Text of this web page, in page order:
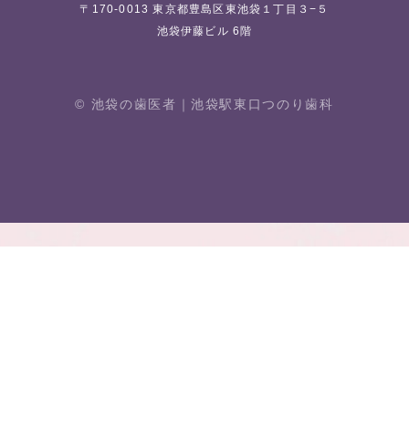
〒170-0013 東京都豊島区東池袋１丁目３−５
池袋伊藤ビル 6階
© 池袋の歯医者｜池袋駅東⼝つのり⻭科